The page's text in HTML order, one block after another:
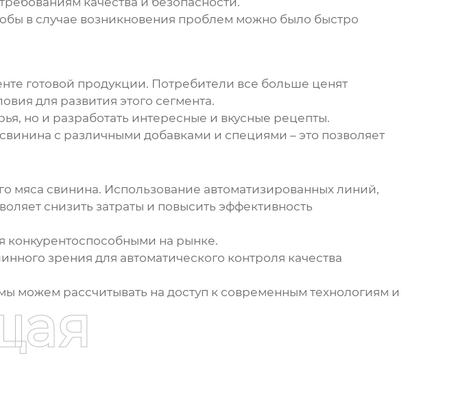
в случае возникновения проблем можно было быстро
готовой продукции. Потребители все больше ценят
для развития этого сегмента.
но и разработать интересные и вкусные рецепты.
с различными добавками и специями – это позволяет
мяса свинина. Использование автоматизированных линий,
снизить затраты и повысить эффективность
конкурентоспособными на рынке.
зрения для автоматического контроля качества
можем рассчитывать на доступ к современным технологиям и